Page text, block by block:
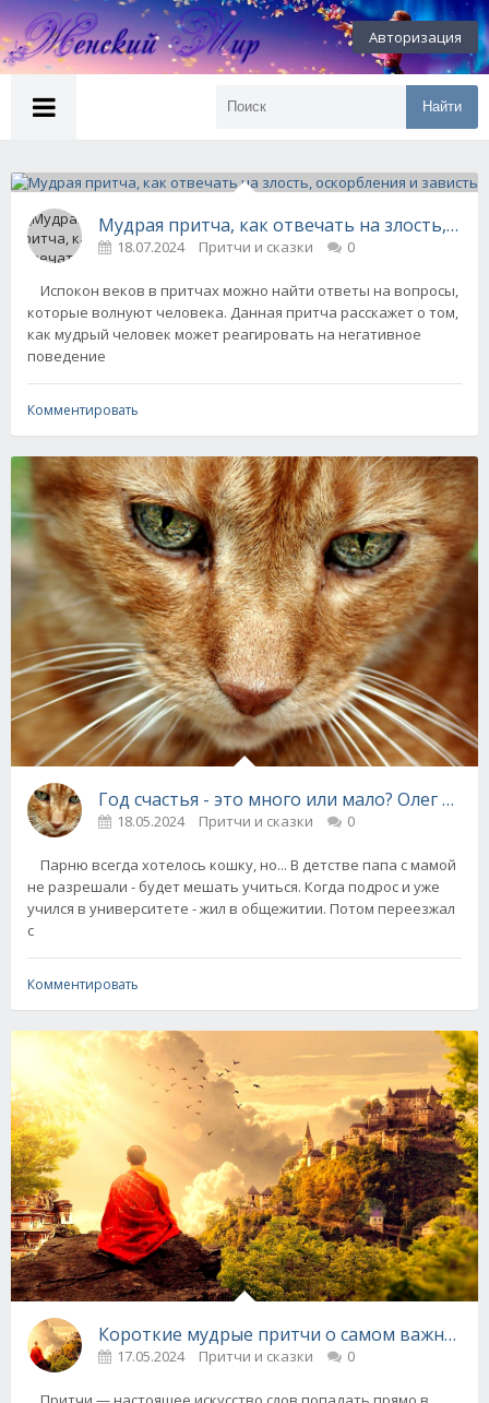
Авторизация
Найти
Мудрая притча, как отвечать на злость,
18.07.2024 Притчи и сказки 0
Испокон веков в притчах можно найти ответы на вопросы,
которые волнуют человека. Данная притча расскажет о том,
как мудрый человек может реагировать на негативное
поведение
Комментировать
Год счастья - это много или мало? Олег
18.05.2024 Притчи и сказки 0
Парню всегда хотелось кошку, но... В детстве папа с мамой
не разрешали - будет мешать учиться. Когда подрос и уже
учился в университете - жил в общежитии. Потом переезжал
с
Комментировать
Короткие мудрые притчи о самом важном
17.05.2024 Притчи и сказки 0